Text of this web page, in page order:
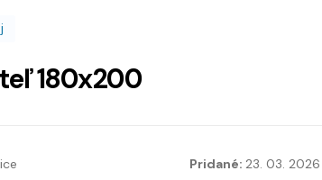
180x200
Pridané: 23. 03. 2026